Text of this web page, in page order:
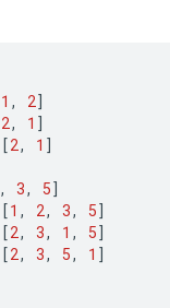
1 , 2]
2, 1 ]
[2, 1 ]
, 3, 5]
[1 , 2, 3, 5]
[2, 3, 1 , 5]
[2, 3, 5, 1 ]